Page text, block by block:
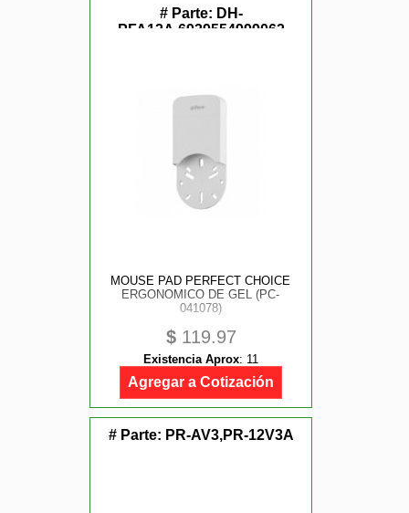
# Parte: DH-
PFA12A,6939554999062
MOUSE PAD PERFECT CHOICE
ERGONOMICO DE GEL (PC-
041078)
$119.97
Existencia Aprox: 11
Agregar a Cotización
# Parte: PR-AV3,PR-12V3A